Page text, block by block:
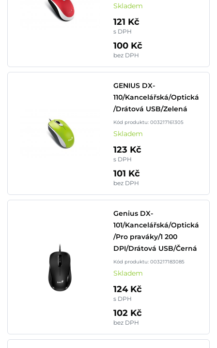
Skladem
121 Kč
s DPH
100 Kč
bez DPH
GENIUS DX-
110/Kancelářská/Optická
/Drátová USB/Zelená
Kód produktu: 003217161305
Skladem
123 Kč
s DPH
101 Kč
bez DPH
Genius DX-
101/Kancelářská/Optická
/Pro praváky/1 200
DPI/Drátová USB/Černá
Kód produktu: 003217183085
Skladem
124 Kč
s DPH
102 Kč
bez DPH